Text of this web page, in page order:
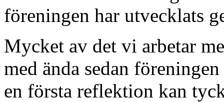
föreningen har utvecklats
Mycket av det vi arbetar
med ända sedan
en första reflektion kan